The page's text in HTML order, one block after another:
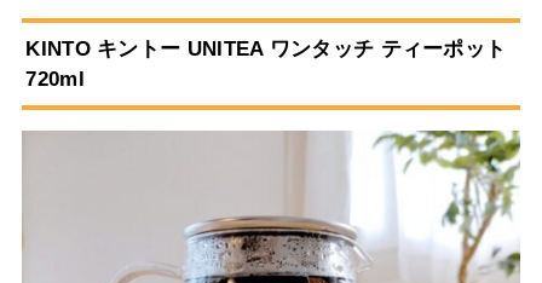
KINTO キントー UNITEA ワンタッチ ティーポット
720ml